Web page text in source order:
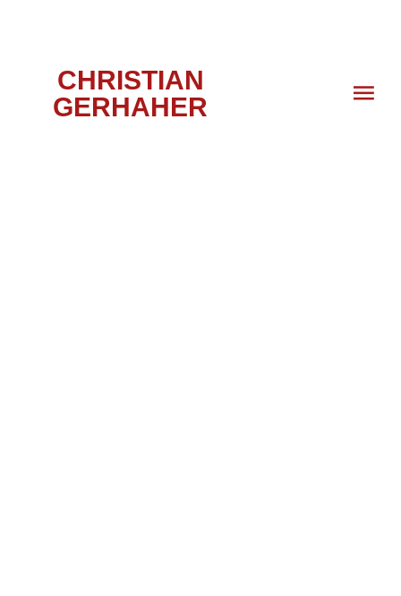
CHRISTIAN
GERHAHER